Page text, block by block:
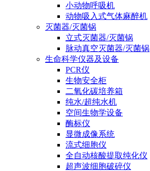
小动物呼吸机
动物吸入式气体麻醉机
灭菌器/灭菌锅
立式灭菌器/灭菌锅
脉动真空灭菌器/灭菌锅
生命科学仪器及设备
PCR仪
生物安全柜
二氧化碳培养箱
纯水/超纯水机
空间生物学设备
酶标仪
显微成像系统
流式细胞仪
全自动核酸提取纯化仪
超声波细胞破碎仪